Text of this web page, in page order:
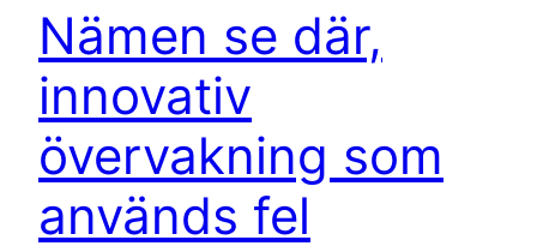
Nämen se där,
innovativ
övervakning som
används fel